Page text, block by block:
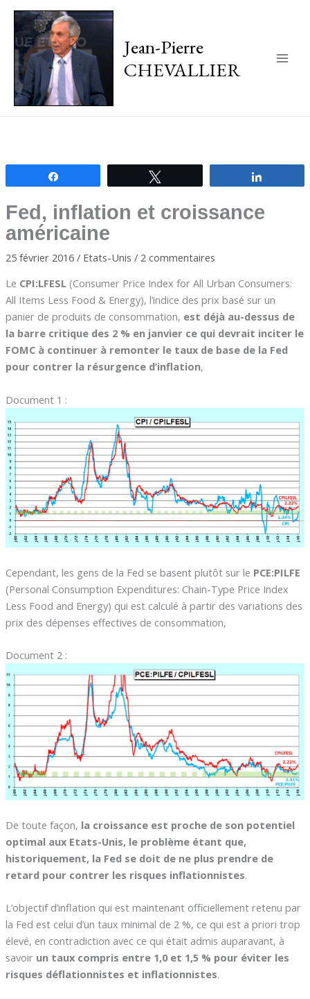
Jean-Pierre
CHEVALLIER
Fed, inflation et croissance
américaine
25 février 2016 / Etats-Unis / 2 commentaires
Le CPI:LFESL(Consumer Price Index for All Urban Consumers:
All Items Less Food & Energy), l’indice des prix basé sur un
panier de produits de consommation, est déjà au-dessus de
la barre critique des 2 % en janvier ce qui devrait inciter le
FOMC à continuer à remonter le taux de base de la Fed
pour contrer la résurgence d’inflation,
Document 1 :
Cependant, les gens de la Fed se basent plutôt sur le PCE:PILFE
(Personal Consumption Expenditures: Chain-Type Price Index
Less Food and Energy) qui est calculé à partir des variations des
prix des dépenses effectives de consommation,
Document 2 :
De toute façon, la croissance est proche de son potentiel
optimal aux Etats-Unis, le problème étant que,
historiquement, la Fed se doit de ne plus prendre de
retard pour contrer les risques inflationnistes.
L’objectif d’inflation qui est maintenant officiellement retenu par
la Fed est celui d’un taux minimal de 2 %, ce qui est a priori trop
élevé, en contradiction avec ce qui était admis auparavant, à
savoir un taux compris entre 1,0 et 1,5 % pour éviter les
risques déflationnistes et inflationnistes.